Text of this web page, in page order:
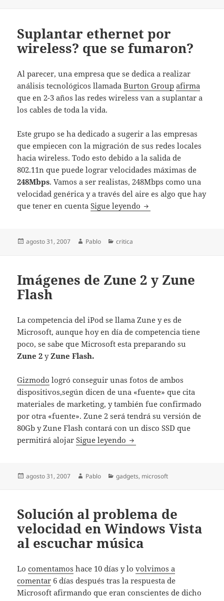
Suplantar ethernet por
wireless? que se fumaron?
Al parecer, una empresa que se dedica a realizar
análisis tecnológicos llamadaBurton Group afirma
que en 2-3 años las redes wireless van a suplantar a
los cables de toda la vida.
Este grupo se ha dedicado a sugerir a las empresas
que empiecen con la migración de sus redes locales
hacia wireless. Todo esto debido a la salida de
802.11n que puede lograr velocidades máximas de
248Mbps. Vamos a ser realistas, 248Mbps como una
velocidad genérica y a través del aire es algo que hay
que tener en cuentaSigue leyendo Suplantar ethernet
Publicado
agosto 31, 2007 Autor
Pablo Categorías
critica
Imágenes de Zune 2 y Zune
Flash
La competencia del iPod se llama Zune y es de
Microsoft, aunque hoy en día de competencia tiene
poco, se sabe que Microsoft esta preparando su
Zune 2yZune Flash.
Gizmodo logró conseguir unas fotos de ambos
dispositivos,según dicen de una «fuente» que cita
materiales de marketing, y también fue confirmado
por otra «fuente». Zune 2 será tendrá su versión de
80Gb y Zune Flash contará con un disco SSD que
permitirá alojarSigue leyendo Imágenes de Zune 2 y
Publicado
agosto 31, 2007 Autor
Pablo Categorías
gadgets, microsoft
Solución al problema de
velocidad en Windows Vista
al escuchar música
Locomentamos hace 10 días y lovolvimos a
comentar 6 días después tras la respuesta de
Microsoft afirmando que eran conscientes de dicho